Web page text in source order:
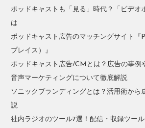
ポッドキャストも「見る」時代？「ビデオ
は
ポッドキャスト広告のマッチングサイト『
プレイス）』
ポッドキャスト広告/CMとは？広告の事例
音声マーケティングについて徹底解説
ソニックブランディングとは？活用術から
説
社内ラジオのツール7選！配信・収録ツー